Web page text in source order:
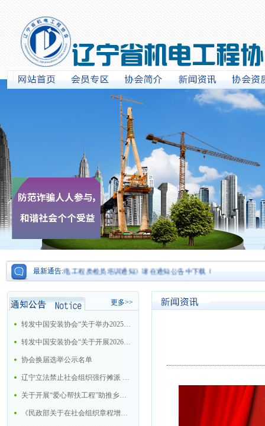
最新通告:
《机电工程质检员培训通知》请在通知公告中下载！
更多>>
转发中国安装协会“关于举办2025年大型机电安装企业总工程师培训班的通知”
转发中国安装协会“关于开展2026年中国安装协会科学技术进步奖评选活动的通知”
协会换届选举公示名单
辽宁立法禁止社会组织强行摊派 今后十情形属违法
关于开展“爱心帮扶工程”助推乡村振兴战略的工作方案
《民政部关于在社会组织章程增加党的建设和社会主义核心价值观有关内容通知》的解读